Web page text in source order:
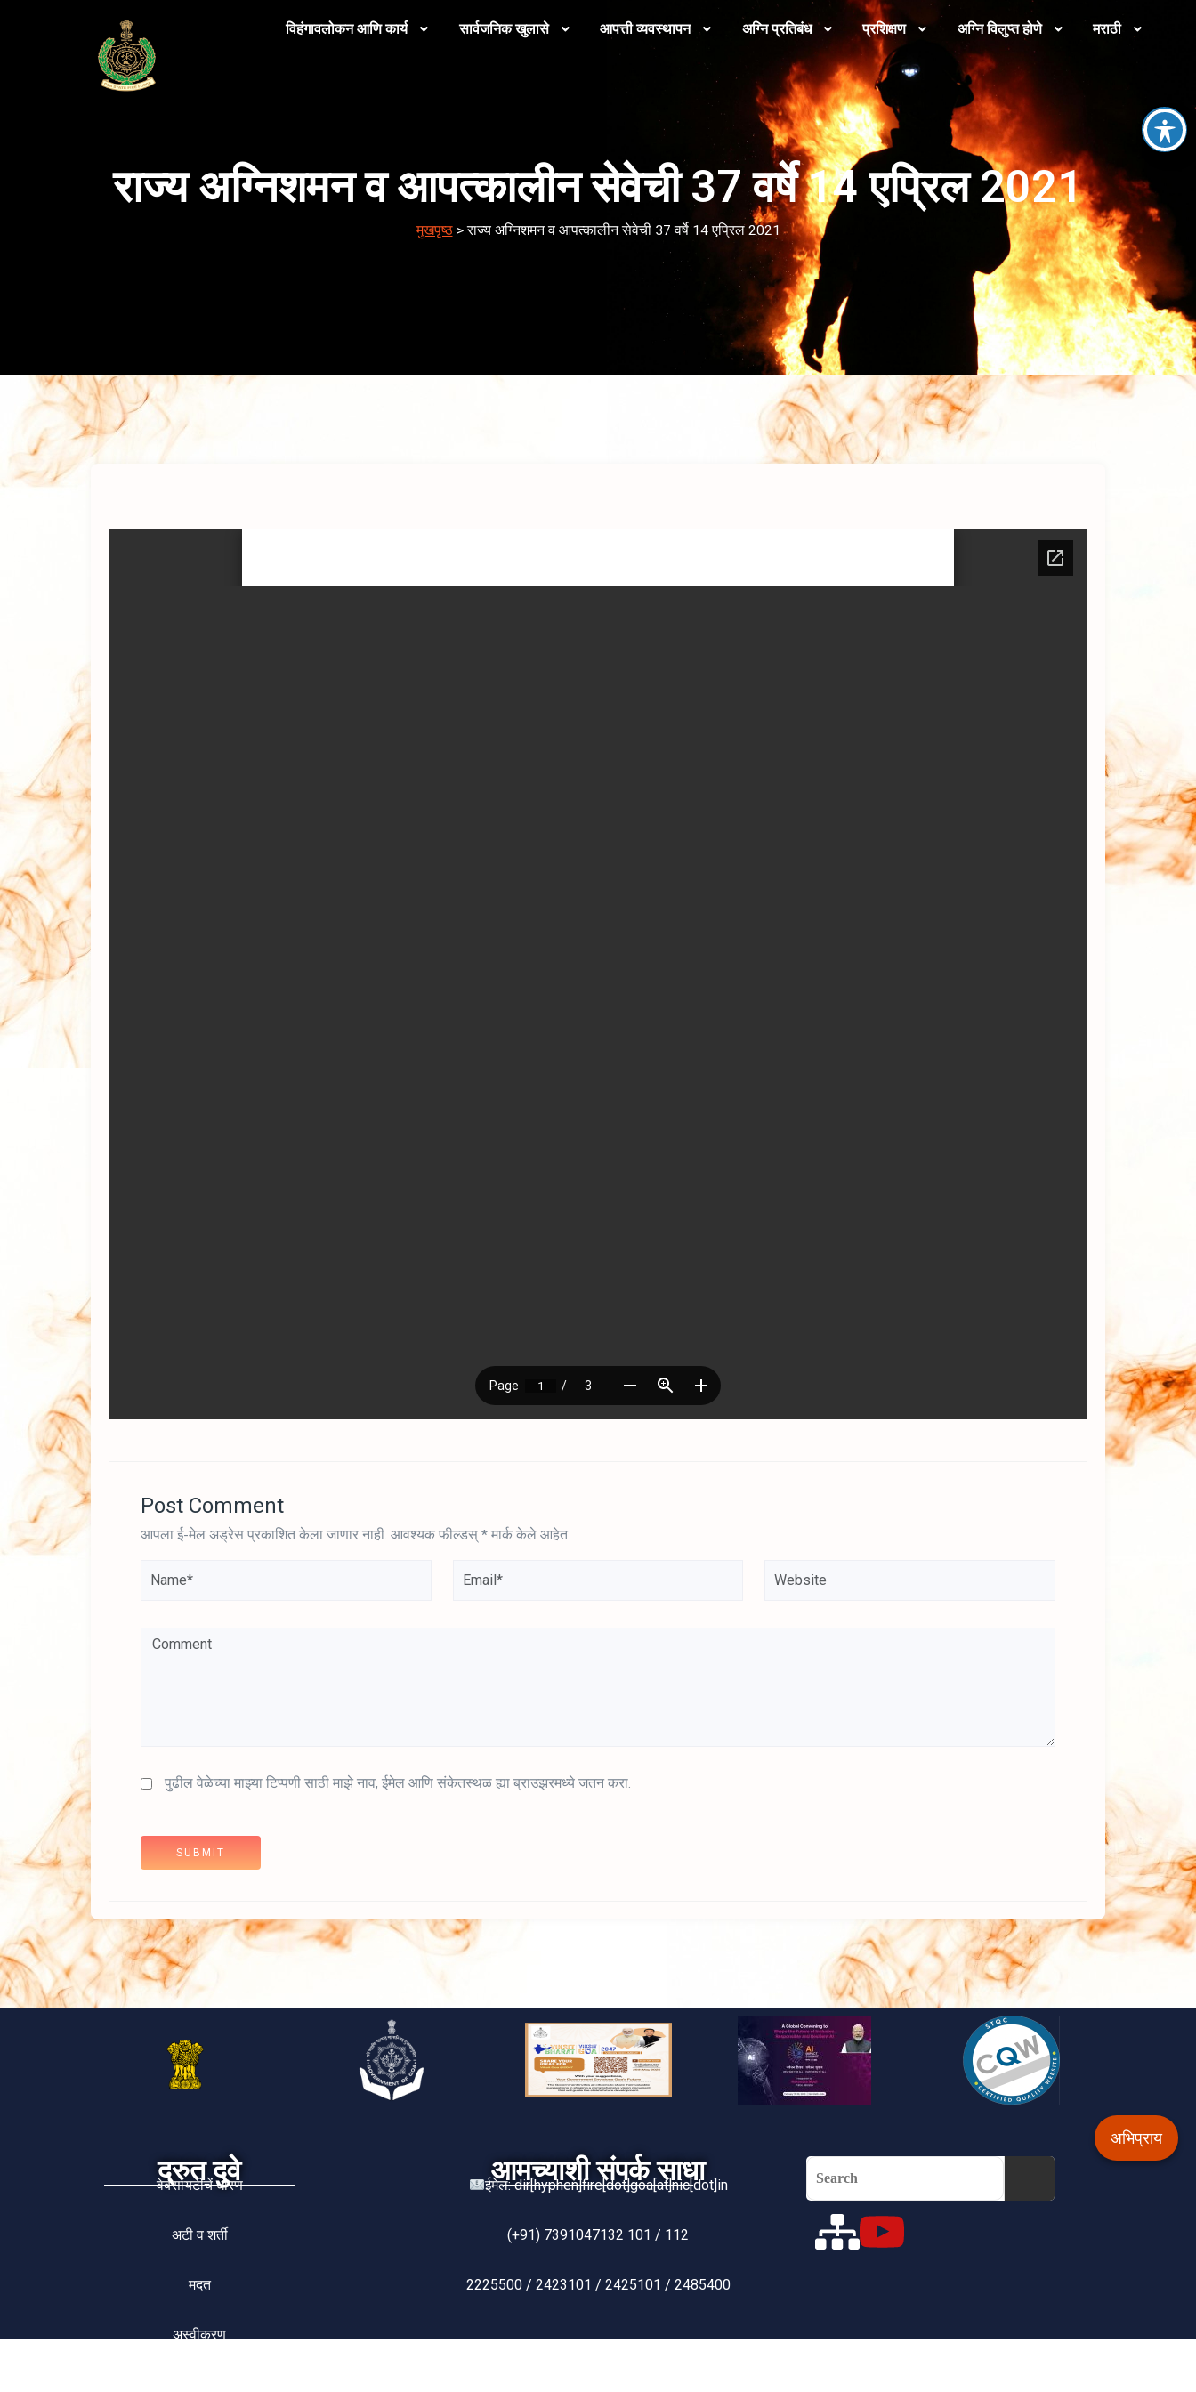
अभिप्राय
विहंगावलोकन आणि कार्य सार्वजनिक खुलासे आपत्ती व्यवस्थापन अग्नि प्रतिबंध प्रशिक्षण अग्नि विलुप्त होणे मराठी
राज्य अग्निशमन व आपत्कालीन सेवेची 37 वर्षे 14 एप्रिल 2021
मुखपृष्ठ>राज्य अग्निशमन व आपत्कालीन सेवेची 37 वर्षे 14 एप्रिल 2021
Post Comment
आपला ई-मेल अड्रेस प्रकाशित केला जाणार नाही. आवश्यक फील्डस् * मार्क केले आहेत
पुढील वेळेच्या माझ्या टिप्पणी साठी माझे नाव, ईमेल आणि संकेतस्थळ ह्या ब्राउझरमध्ये जतन करा.
SUBMIT
द्रुत दुवे
वेबसायटीचें धोरण
अटी व शर्ती
मदत
अस्वीकरण
आमच्याशी संपर्क साधा
ईमेल: dir[hyphen]fire[dot]goa[at]nic[dot]in
(+91) 7391047132 101 / 112
2225500 / 2423101 / 2425101 / 2485400